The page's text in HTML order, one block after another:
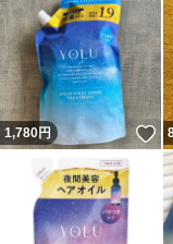
1,780円